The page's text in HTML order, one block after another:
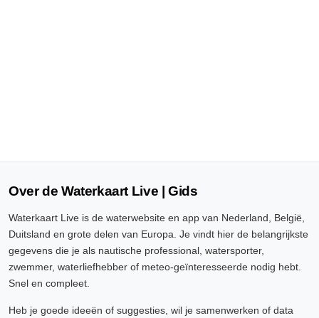
Over de Waterkaart Live | Gids
Waterkaart Live is de waterwebsite en app van Nederland, België,
Duitsland en grote delen van Europa. Je vindt hier de belangrijkste
gegevens die je als nautische professional, watersporter,
zwemmer, waterliefhebber of meteo-geïnteresseerde nodig hebt.
Snel en compleet.
Heb je goede ideeën of suggesties, wil je samenwerken of data